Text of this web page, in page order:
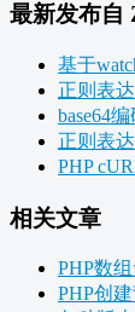
最新发布自
基于
正则表
base64
正则表
PHP
相关文章
PHP数
PHP创